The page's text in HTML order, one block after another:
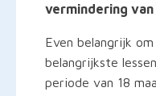
vermindering
Even belangrijk
belangrijkste
periode van 18